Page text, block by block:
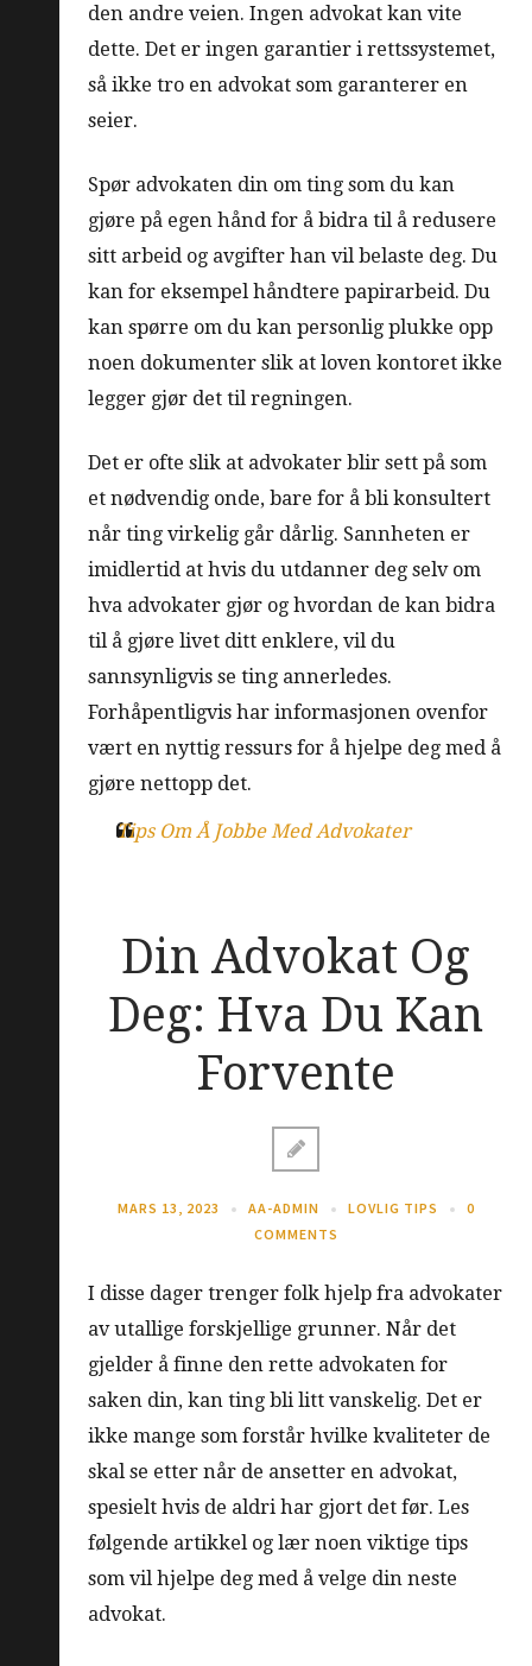
den andre veien. Ingen advokat kan vite
dette. Det er ingen garantier i rettssystemet,
så ikke tro en advokat som garanterer en
seier.
Spør advokaten din om ting som du kan
gjøre på egen hånd for å bidra til å redusere
sitt arbeid og avgifter han vil belaste deg. Du
kan for eksempel håndtere papirarbeid. Du
kan spørre om du kan personlig plukke opp
noen dokumenter slik at loven kontoret ikke
legger gjør det til regningen.
Det er ofte slik at advokater blir sett på som
et nødvendig onde, bare for å bli konsultert
når ting virkelig går dårlig. Sannheten er
imidlertid at hvis du utdanner deg selv om
hva advokater gjør og hvordan de kan bidra
til å gjøre livet ditt enklere, vil du
sannsynligvis se ting annerledes.
Forhåpentligvis har informasjonen ovenfor
vært en nyttig ressurs for å hjelpe deg med å
gjøre nettopp det.
Tips Om Å Jobbe Med Advokater
Din Advokat Og
Deg: Hva Du Kan
Forvente
MARS 13, 2023 AA-ADMIN LOVLIG TIPS
0
COMMENTS
I disse dager trenger folk hjelp fra advokater
av utallige forskjellige grunner. Når det
gjelder å finne den rette advokaten for
saken din, kan ting bli litt vanskelig. Det er
ikke mange som forstår hvilke kvaliteter de
skal se etter når de ansetter en advokat,
spesielt hvis de aldri har gjort det før. Les
følgende artikkel og lær noen viktige tips
som vil hjelpe deg med å velge din neste
advokat.